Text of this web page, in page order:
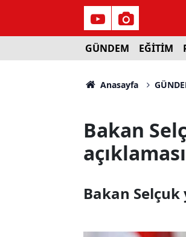
GÜNDEM EĞİTİM
Anasayfa
Bakan
açıklaması
Bakan Selçuk